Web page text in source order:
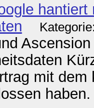
hantiert
mit